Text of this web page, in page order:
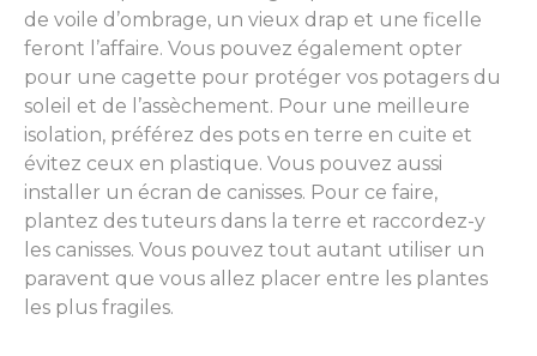
de voile d’ombrage, un vieux drap et une ficelle
feront l’affaire. Vous pouvez également opter
pour une cagette pour protéger vos potagers du
soleil et de l’assèchement. Pour une meilleure
isolation, préférez des pots en terre en cuite et
évitez ceux en plastique. Vous pouvez aussi
installer un écran de canisses. Pour ce faire,
plantez des tuteurs dans la terre et raccordez-y
les canisses. Vous pouvez tout autant utiliser un
paravent que vous allez placer entre les plantes
les plus fragiles.